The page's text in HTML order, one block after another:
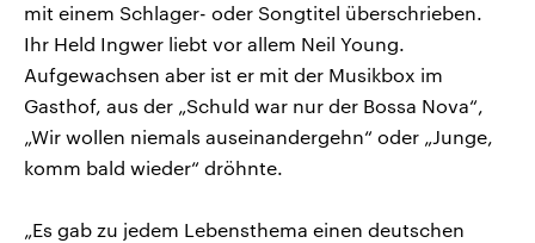
mit einem Schlager- oder Songtitel überschrieben.
Ihr Held Ingwer liebt vor allem Neil Young.
Aufgewachsen aber ist er mit der Musikbox im
Gasthof, aus der „Schuld war nur der Bossa Nova“,
„Wir wollen niemals auseinandergehn“ oder „Junge,
komm bald wieder“ dröhnte.
„Es gab zu jedem Lebensthema einen deutschen